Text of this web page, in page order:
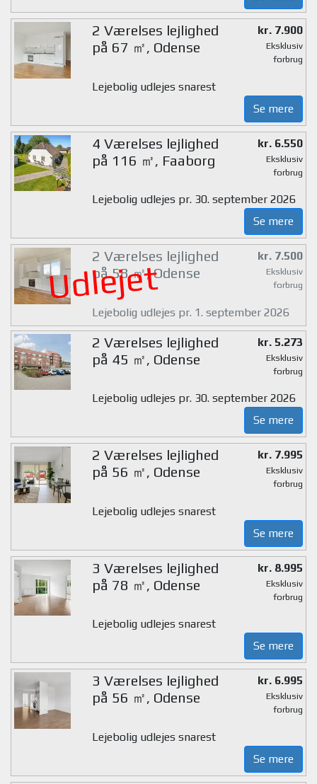
2 Værelses lejlighed
på 67 ㎡, Odense
kr. 7.900
Eksklusiv
forbrug
Lejebolig udlejes snarest
Se mere
4 Værelses lejlighed
på 116 ㎡, Faaborg
kr. 6.550
Eksklusiv
forbrug
Lejebolig udlejes pr. 30. september 2026
Se mere
Udlejet
2 Værelses lejlighed
på 58 ㎡, Odense
kr. 7.500
Eksklusiv
forbrug
Lejebolig udlejes pr. 1. september 2026
2 Værelses lejlighed
på 45 ㎡, Odense
kr. 5.273
Eksklusiv
forbrug
Lejebolig udlejes pr. 30. september 2026
Se mere
2 Værelses lejlighed
på 56 ㎡, Odense
kr. 7.995
Eksklusiv
forbrug
Lejebolig udlejes snarest
Se mere
3 Værelses lejlighed
på 78 ㎡, Odense
kr. 8.995
Eksklusiv
forbrug
Lejebolig udlejes snarest
Se mere
3 Værelses lejlighed
på 56 ㎡, Odense
kr. 6.995
Eksklusiv
forbrug
Lejebolig udlejes snarest
Se mere